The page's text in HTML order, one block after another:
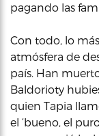
pagando las
Con todo, lo
atmósfera de
país. Han
Baldorioty
quien Tapia
el ‘bueno, el